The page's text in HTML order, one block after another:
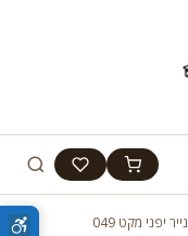
נייר יפני מקט 049